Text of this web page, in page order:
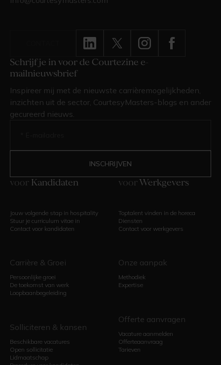
Schrijf je in voor de Courtezine e-
mailnieuwsbrief
Inspireer mij met de nieuwste carrièremogelijkheden,
inzichten uit de sector, CourtesyMasters-blogs en ander
gecureerd nieuws.
voor Kandidaten
Jouw volgende stap in hospitality
Stuur je curriculum vitae in
Contact voor kandidaten
Carrière & Groei
Persoonlijke groei
De toekomst van werk
Loopbaanbegeleiding
Solliciteren & kansen
Beschikbare vacatures
Open sollicitatie
Lidmaatschap
voorWerkgevers
Toptalent vinden in de horeca
Diensten
Contact voor werkgevers
Onze aanpak
Methodiek
Expertise
Offerte aanvragen
Vacature aanmelden
Offerteaanvraag
Tarieven